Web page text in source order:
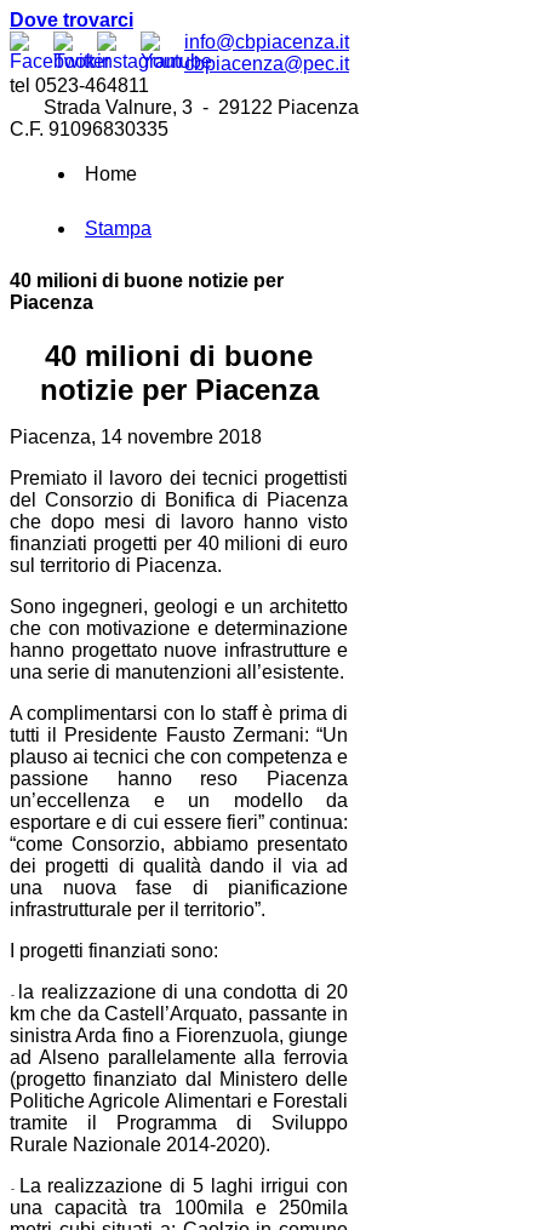
Dove trovarci
info@cbpiacenza.it
cbpiacenza@pec.it
tel 0523-464811
Strada Valnure, 3 - 29122 Piacenza
C.F. 91096830335
Home
Stampa
40 milioni di buone notizie per
Piacenza
40 milioni di buone
notizie per Piacenza
Piacenza, 14 novembre 2018
Premiato il lavoro dei tecnici progettisti
del Consorzio di Bonifica di Piacenza
che dopo mesi di lavoro hanno visto
finanziati progetti per 40 milioni di euro
sul territorio di Piacenza.
Sono ingegneri, geologi e un architetto
che con motivazione e determinazione
hanno progettato nuove infrastrutture e
una serie di manutenzioni all’esistente.
A complimentarsi con lo staff è prima di
tutti il Presidente Fausto Zermani: “Un
plauso ai tecnici che con competenza e
passione hanno reso Piacenza
un’eccellenza e un modello da
esportare e di cui essere fieri” continua:
“come Consorzio, abbiamo presentato
dei progetti di qualità dando il via ad
una nuova fase di pianificazione
infrastrutturale per il territorio”.
I progetti finanziati sono:
la realizzazione di una condotta di 20
km che da Castell’Arquato, passante in
sinistra Arda fino a Fiorenzuola, giunge
ad Alseno parallelamente alla ferrovia
(progetto finanziato dal Ministero delle
Politiche Agricole Alimentari e Forestali
tramite il Programma di Sviluppo
Rurale Nazionale 2014-2020).
La realizzazione di 5 laghi irrigui con
una capacità tra 100mila e 250mila